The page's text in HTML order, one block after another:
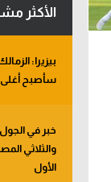
الأكثر
بيزيرا:
سأصبح أغلى
والثلاثي
الأول